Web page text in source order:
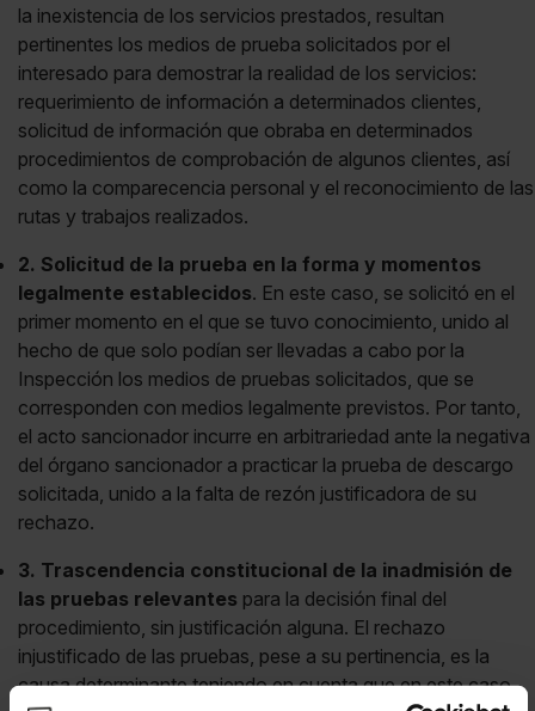
la inexistencia de los servicios prestados, resultan
pertinentes los medios de prueba solicitados por el
interesado para demostrar la realidad de los servicios:
requerimiento de información a determinados clientes,
solicitud de información que obraba en determinados
procedimientos de comprobación de algunos clientes, así
como la comparecencia personal y el reconocimiento de las
rutas y trabajos realizados.
2. Solicitud de la prueba en la forma y momentos
legalmente establecidos. En este caso, se solicitó en el
primer momento en el que se tuvo conocimiento, unido al
hecho de que solo podían ser llevadas a cabo por la
Inspección los medios de pruebas solicitados, que se
corresponden con medios legalmente previstos. Por tanto,
el acto sancionador incurre en arbitrariedad ante la negativa
del órgano sancionador a practicar la prueba de descargo
solicitada, unido a la falta de rezón justificadora de su
rechazo.
3. Trascendencia constitucional de la inadmisión de
las pruebas relevantes para la decisión final del
procedimiento, sin justificación alguna. El rechazo
injustificado de las pruebas, pese a su pertinencia, es la
causa determinante teniendo en cuenta que en este caso